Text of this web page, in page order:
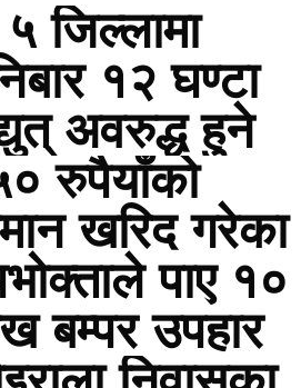
जिल्लामा
१२ घण्टा
अवरुद्ध हुने
रुपैयाँको
खरिद गरेका
पाए १०
बम्पर उपहार